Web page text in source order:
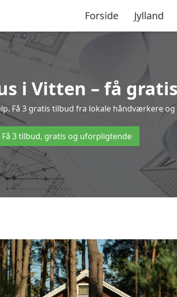
Forside Jylland
i Vitten – få
Få 3 gratis tilbud fra lokale håndværkere
Få 3 tilbud, gratis og uforpligtende